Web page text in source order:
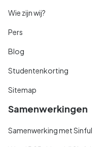
Wie zijn wij?
Pers
Blog
Studentenkorting
Sitemap
Samenwerkingen
Samenwerking met Sinful